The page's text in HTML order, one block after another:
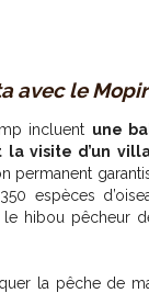
avec le
incluent une
visite d’un
permanent
espèces
hibou pêcheur
la pêche de